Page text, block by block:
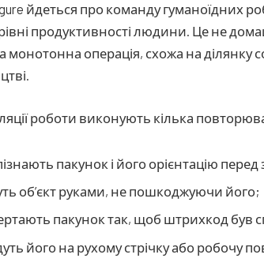
йдеться про команду гуманоїдних
продуктивності людини. Це не
монотонна операція, схожа на ділянку
роботи виконують кілька
пакунок і його орієнтацію перед
об’єкт руками, не пошкоджуючи його;
пакунок так, щоб штрихкод був
його на рухому стрічку або робочу